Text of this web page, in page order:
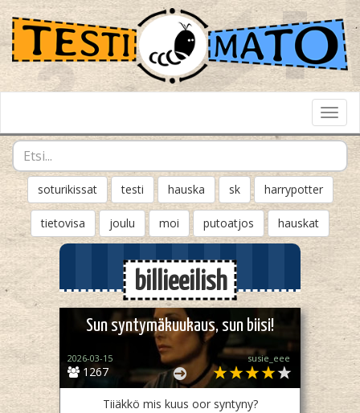
soturikissat testi hauska sk harrypotter
tietovisa joulu moi putoatjos hauskat
billieeilish
Sun syntymäkuukaus, sun biisi!
1267
2026-03-15 susie_eee
Tiiäkkö mis kuus oor syntyny?